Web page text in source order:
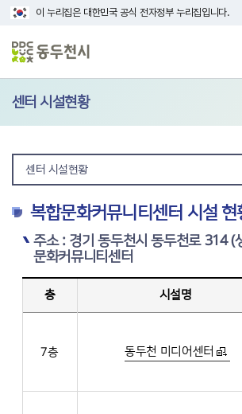
이 누리집은 대한민국 공식 전자정부 누리집입니다.
센터 시설현황
센터 시설현황
복합문화커뮤니티센터 시설 현
주소 : 경기 동두천시 동두천로 314 (
문화커뮤니티센터
층 시설명
7층 동두천 미디어센터